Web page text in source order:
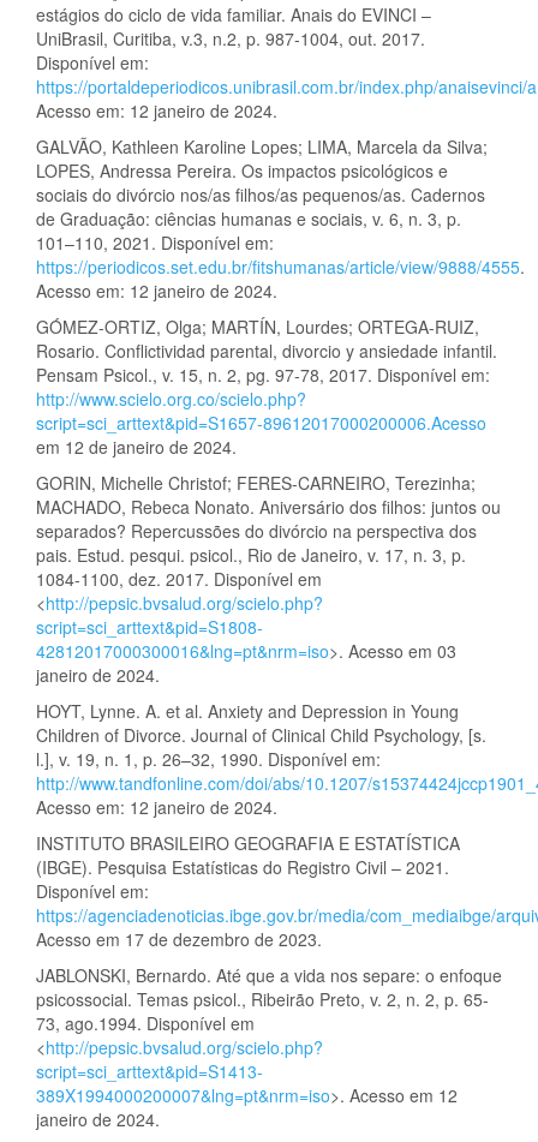
estágios do ciclo de vida familiar. Anais do EVINCI –
UniBrasil, Curitiba, v.3, n.2, p. 987-1004, out. 2017.
Disponível em:
https://portaldeperiodicos.unibrasil.com.br/index.php/anaisevinci/
Acesso em: 12 janeiro de 2024.
GALVÃO, Kathleen Karoline Lopes; LIMA, Marcela da Silva;
LOPES, Andressa Pereira. Os impactos psicológicos e
sociais do divórcio nos/as filhos/as pequenos/as. Cadernos
de Graduação: ciências humanas e sociais, v. 6, n. 3, p.
101–110, 2021. Disponível em:
https://periodicos.set.edu.br/fitshumanas/article/view/9888/4555.
Acesso em: 12 janeiro de 2024.
GÓMEZ-ORTIZ, Olga; MARTÍN, Lourdes; ORTEGA-RUIZ,
Rosario. Conflictividad parental, divorcio y ansiedade infantil.
Pensam Psicol., v. 15, n. 2, pg. 97-78, 2017. Disponível em:
http://www.scielo.org.co/scielo.php?
script=sci_arttext&pid=S1657-89612017000200006.Acesso
em 12 de janeiro de 2024.
GORIN, Michelle Christof; FERES-CARNEIRO, Terezinha;
MACHADO, Rebeca Nonato. Aniversário dos filhos: juntos ou
separados? Repercussões do divórcio na perspectiva dos
pais. Estud. pesqui. psicol., Rio de Janeiro, v. 17, n. 3, p.
1084-1100, dez. 2017. Disponível em
<http://pepsic.bvsalud.org/scielo.php?
script=sci_arttext&pid=S1808-
42812017000300016&lng=pt&nrm=iso>. Acesso em 03
janeiro de 2024.
HOYT, Lynne. A. et al. Anxiety and Depression in Young
Children of Divorce. Journal of Clinical Child Psychology, [s.
l.], v. 19, n. 1, p. 26–32, 1990. Disponível em:
http://www.tandfonline.com/doi/abs/10.1207/
Acesso em: 12 janeiro de 2024.
INSTITUTO BRASILEIRO GEOGRAFIA E ESTATÍSTICA
(IBGE). Pesquisa Estatísticas do Registro Civil – 2021.
Disponível em:
https://agenciadenoticias.ibge.gov.br/media/com_mediaibge/
Acesso em 17 de dezembro de 2023.
JABLONSKI, Bernardo. Até que a vida nos separe: o enfoque
psicossocial. Temas psicol., Ribeirão Preto, v. 2, n. 2, p. 65-
73, ago.1994. Disponível em
<http://pepsic.bvsalud.org/scielo.php?
script=sci_arttext&pid=S1413-
389X1994000200007&lng=pt&nrm=iso>. Acesso em 12
janeiro de 2024.